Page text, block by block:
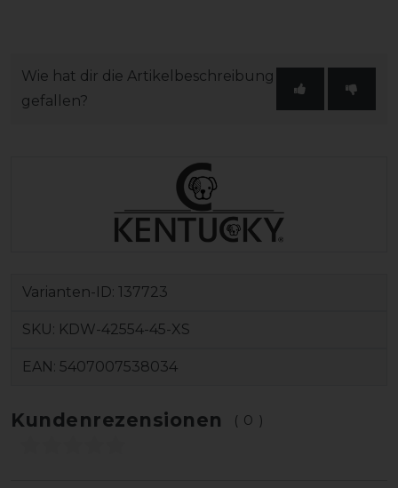
Wie hat dir die Artikelbeschreibung
gefallen?
Varianten-ID: 137723
SKU: KDW-42554-45-XS
EAN: 5407007538034
Kundenrezensionen (0)